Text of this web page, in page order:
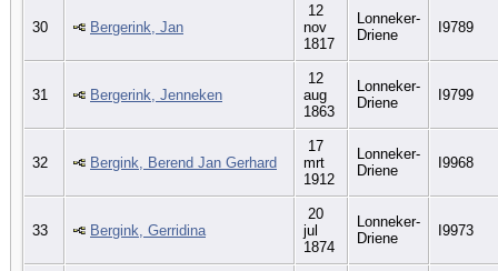
30 Bergerink, Jan
12
nov
1817
Lonneker-
Driene
I9789
31 Bergerink, Jenneken
12
aug
1863
Lonneker-
Driene
I9799
32 Bergink, Berend Jan Gerhard
17
mrt
1912
Lonneker-
Driene
I9968
33 Bergink, Gerridina
20
jul
1874
Lonneker-
Driene
I9973